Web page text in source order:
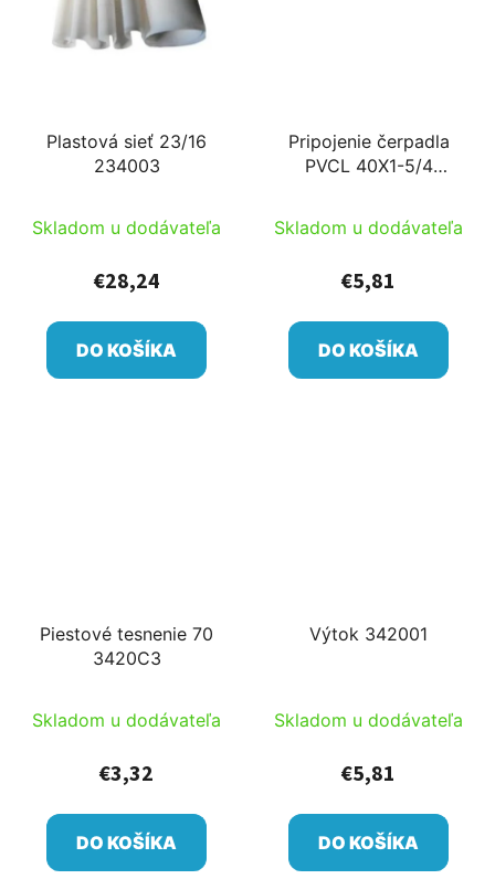
Plastová sieť 23/16
234003
Skladom u dodávateľa
€28,24
DO KOŠÍKA
Pripojenie čerpadla
PVCL 40X1-5/4
Skladom u dodávateľa
€5,81
DO KOŠÍKA
Piestové tesnenie 70
3420C3
Skladom u dodávateľa
€3,32
DO KOŠÍKA
Výtok 342001
Skladom u dodávateľa
€5,81
DO KOŠÍKA